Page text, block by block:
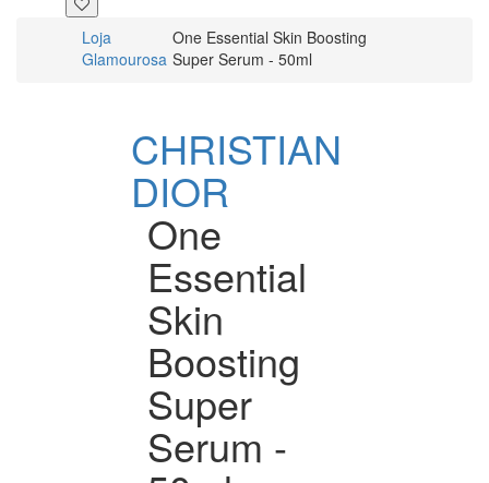
Loja
Glamourosa
One Essential Skin Boosting
Super Serum - 50ml
CHRISTIAN
DIOR
One
Essential
Skin
Boosting
Super
Serum -